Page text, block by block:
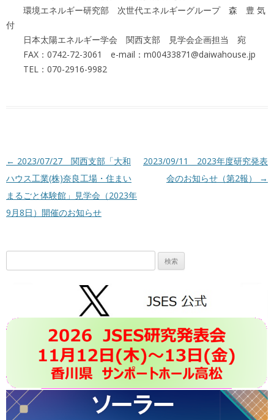
環境エネルギー研究部 次世代エネルギーグループ 森 豊 気
付
日本太陽エネルギー学会 関西支部 見学会企画担当 宛
FAX：0742-72-3061 e-mail：m00433871@daiwahouse.jp
TEL：070-2916-9982
投稿ナビゲーション
← 2023/07/27 関西支部「大和
ハウス工業(株)奈良工場・住まい
まるごと体験館」見学会（2023年
9月8日）開催のお知らせ
2023/09/11 2023年度研究発表
会のお知らせ（第2報）
→
索: